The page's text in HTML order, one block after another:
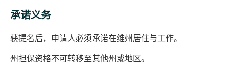
承诺义务
获提名后，申请人必须承诺在维州居住与工作。
州担保资格不可转移至其他州或地区。